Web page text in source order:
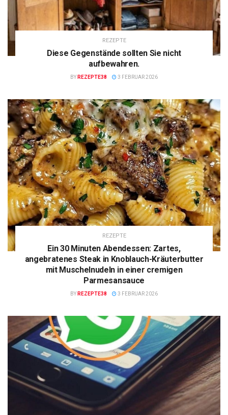
REZEPTE
Diese Gegenstände sollten Sie nicht
aufbewahren.
BY REZEPTE38 3 FEBRUAR 2026
REZEPTE
Ein 30 Minuten Abendessen: Zartes,
angebratenes Steak in Knoblauch-Kräuterbutter
mit Muschelnudeln in einer cremigen
Parmesansauce
BY REZEPTE38 3 FEBRUAR 2026